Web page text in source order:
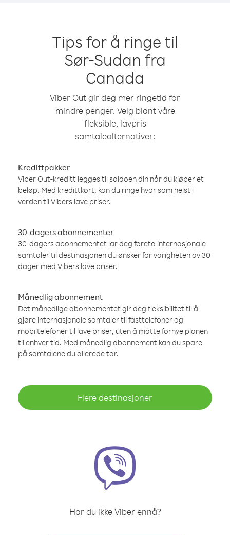
Tips for å ringe til
Sør-Sudan fra
Canada
Viber Out gir deg mer ringetid for
mindre penger. Velg blant våre
fleksible, lavpris
samtalealternativer:
Kredittpakker
Viber Out-kreditt legges til saldoen din når du kjøper et
beløp. Med kredittkort, kan du ringe hvor som helst i
verden til Vibers lave priser.
30-dagers abonnementer
30-dagers abonnementet lar deg foreta internasjonale
samtaler til destinasjonen du ønsker for varigheten av 30
dager med Vibers lave priser.
Månedlig abonnement
Det månedlige abonnementet gir deg fleksibilitet til å
gjøre internasjonale samtaler til fasttelefoner og
mobiltelefoner til lave priser, uten å måtte fornye planen
til enhver tid. Med månedlig abonnement kan du spare
på samtalene du allerede tar.
Flere destinasjoner
Har du ikke Viber ennå?